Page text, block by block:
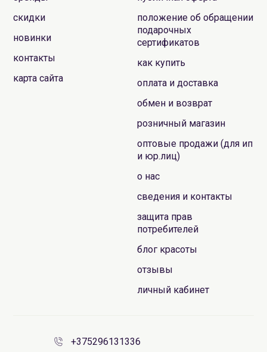
скидки
новинки
контакты
карта сайта
положение об обращении
подарочных
сертификатов
как купить
оплата и доставка
обмен и возврат
розничный магазин
оптовые продажи (для ип
и юр.лиц)
о нас
сведения и контакты
защита прав
потребителей
блог красоты
отзывы
личный кабинет
+375296131336